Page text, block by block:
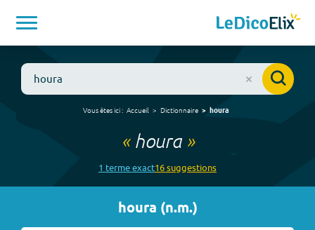
Vous êtes ici : Accueil Dictionnaire houra
« houra»
1 termeexact16suggestions
houra (n.m.)